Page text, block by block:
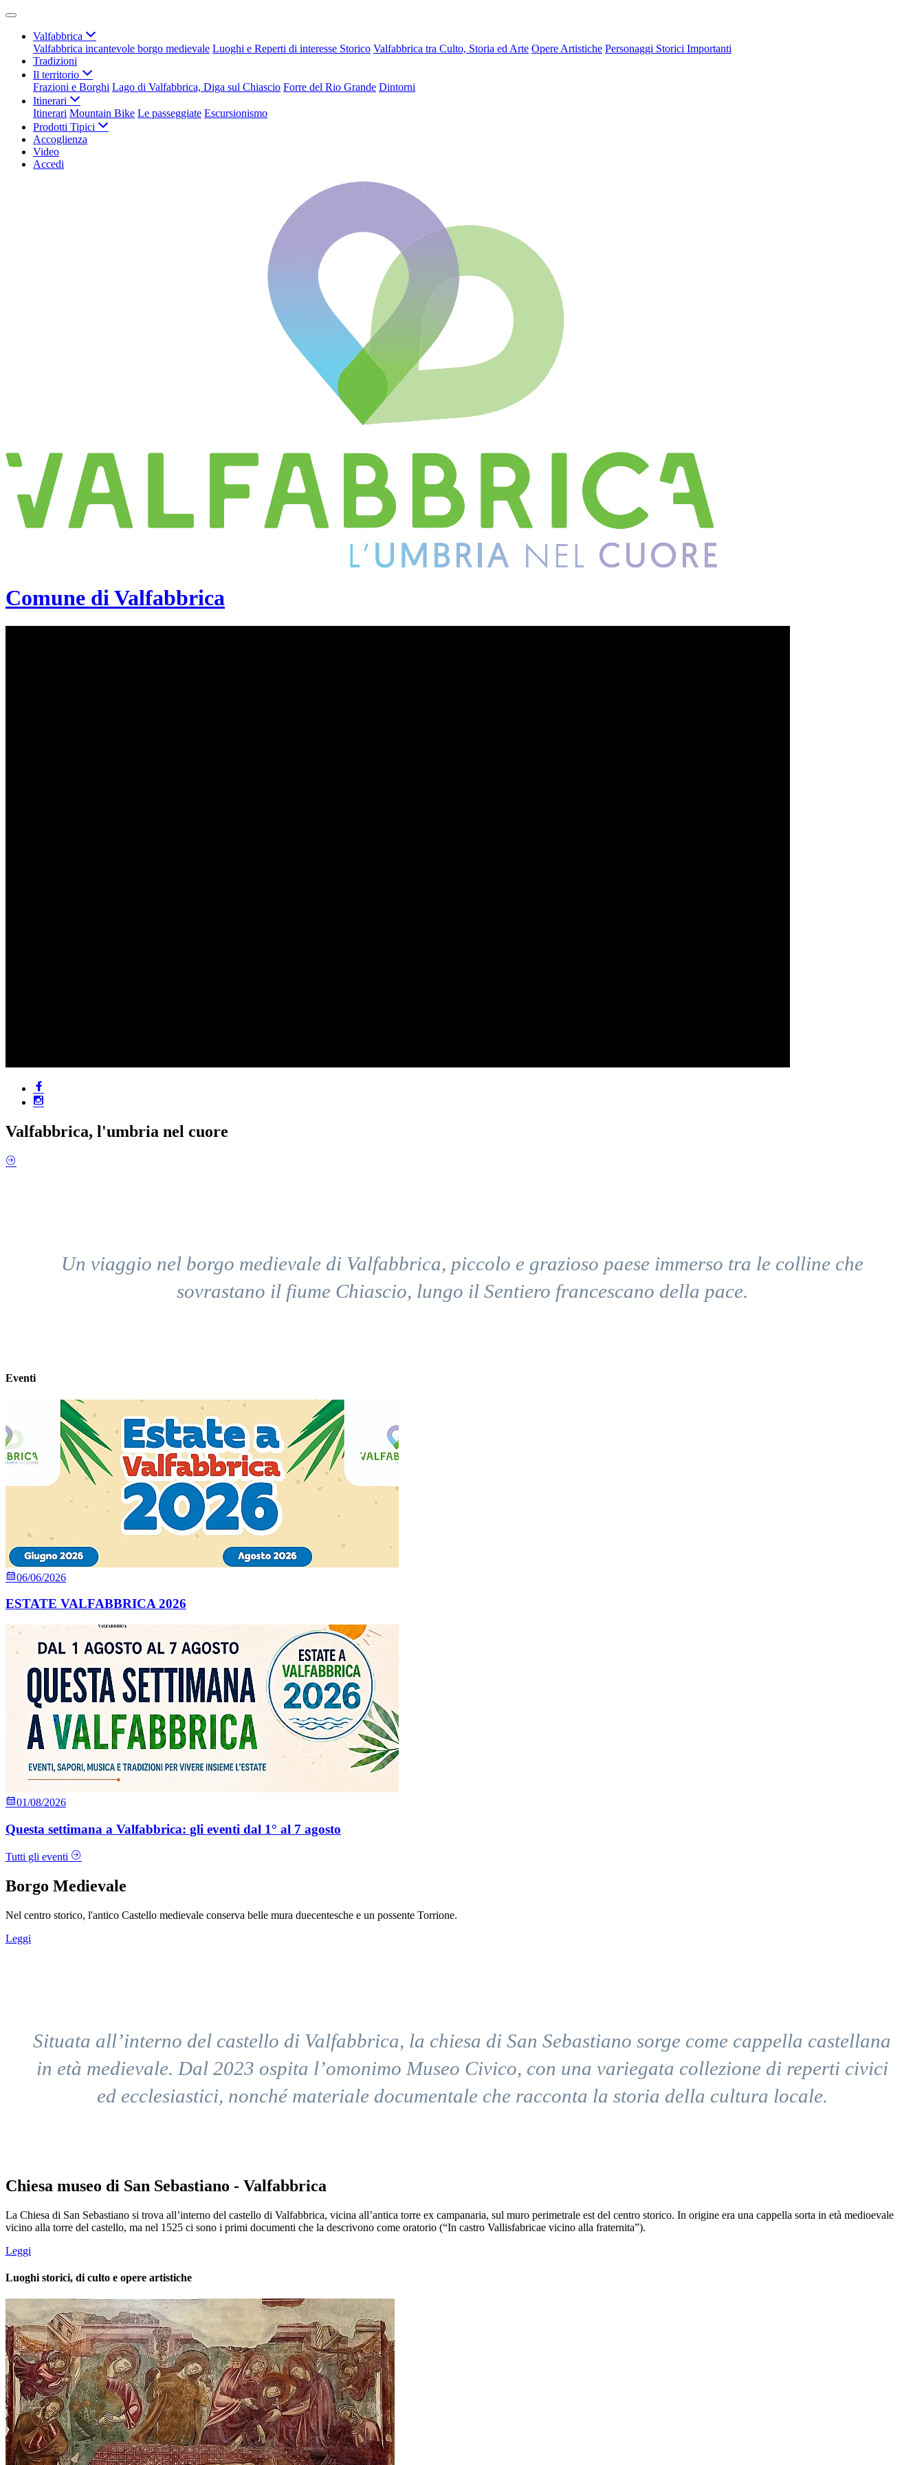
Valfabbrica
Valfabbrica incantevole borgo medievale Luoghi e Reperti di interesse Storico Valfabbrica tra Culto, Storia ed Arte Opere Artistiche Personaggi Storici Importanti
Tradizioni
Il territorio
Frazioni e Borghi Lago di Valfabbrica, Diga sul Chiascio Forre del Rio Grande Dintorni
Itinerari
Itinerari Mountain Bike Le passeggiate Escursionismo
Prodotti Tipici
Accoglienza
Video
Accedi
Comune di Valfabbrica
Valfabbrica, l'umbria nel cuore
Un viaggio nel borgo medievale di Valfabbrica, piccolo e grazioso paese immerso tra le colline che
sovrastano il fiume Chiascio, lungo il Sentiero francescano della pace.
Eventi
06/06/2026
ESTATE VALFABBRICA 2026
01/08/2026
Questa settimana a Valfabbrica: gli eventi dal 1° al 7 agosto
Tutti gli eventi
Borgo Medievale
Nel centro storico, l'antico Castello medievale conserva belle mura duecentesche e un possente Torrione.
Leggi
Situata all’interno del castello di Valfabbrica, la chiesa di San Sebastiano sorge come cappella castellana
in età medievale. Dal 2023 ospita l’omonimo Museo Civico, con una variegata collezione di reperti civici
ed ecclesiastici, nonché materiale documentale che racconta la storia della cultura locale.
Chiesa museo di San Sebastiano - Valfabbrica
La Chiesa di San Sebastiano si trova all’interno del castello di Valfabbrica, vicina all’antica torre ex campanaria, sul muro perimetrale est del centro storico. In origine era una cappella sorta in età medioevale
vicino alla torre del castello, ma nel 1525 ci sono i primi documenti che la descrivono come oratorio (“In castro Vallisfabricae vicino alla fraternita”).
Leggi
Luoghi storici, di culto e opere artistiche